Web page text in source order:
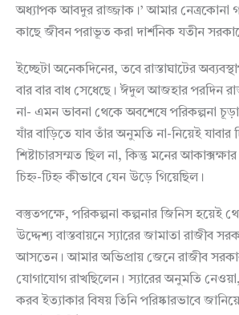
অধ্যাপক আবদুর রাজ্জাক।’ আমার নেত্রকোনা
কাছে জীবন পরাভূত করা দার্শনিক যতীন
ইচ্ছেটা অনেকদিনের, তবে রাস্তাঘাটের
বার বার বাধ সেধেছে। ঈদুল আজহার পরদিন
না- এমন ভাবনা থেকে অবশেষে পরিকল্পনা
যাঁর বাড়িতে যাব তাঁর অনুমতি না-নিয়েই
শিষ্টাচারসম্মত ছিল না, কিন্তু মনের
চিহ্ন-টিহ্ন কীভাবে যেন উড়ে গিয়েছিল।
বস্তুতপক্ষে, পরিকল্পনা কল্পনার জিনিস হয়েই
উদ্দেশ্য বাস্তবায়নে স্যারের জামাতা রাজীব
আসতেন। আমার অভিপ্রায় জেনে রাজীব
যোগাযোগ রাখছিলেন। স্যারের অনুমতি
করব ইত্যাকার বিষয় তিনি পরিষ্কারভাবে